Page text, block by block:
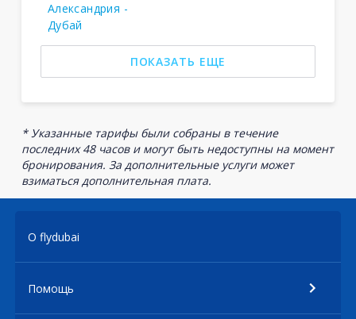
Александрия -
Дубай
ПОКАЗАТЬ ЕЩЕ
* Указанные тарифы были собраны в течение
последних 48 часов и могут быть недоступны на момент
бронирования. За дополнительные услуги может
взиматься дополнительная плата.
О flydubai
Помощь